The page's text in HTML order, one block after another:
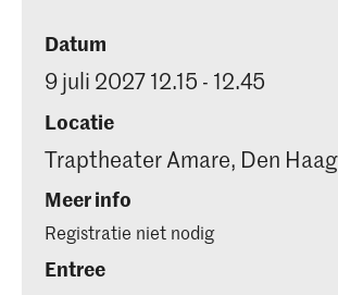
Datum
9 juli 2027 12.15 - 12.45
Locatie
Traptheater Amare, Den Haag
Meer info
Registratie niet nodig
Entree